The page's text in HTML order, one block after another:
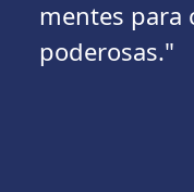
mentes para
poderosas."